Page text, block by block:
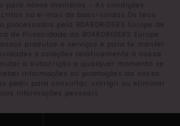
para novos membros - As condições
no e-mail de boas-vindas Os teus
pela BOARDRIDERS Europe de
de Privacidade da BOARDRIDERS Europe
produtos e serviços e para te manter
e coleções relativamente à nossa
a subscrição a qualquer momento se
informações ou promoções da nossa
pedir para consultar, corrigir ou eliminar
informações pessoais.